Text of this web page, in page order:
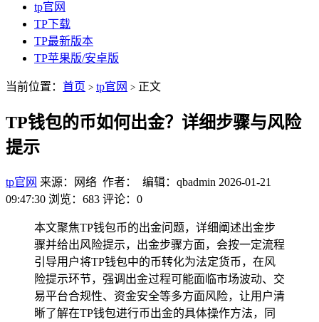
tp官网
TP下载
TP最新版本
TP苹果版/安卓版
当前位置： 首页 > tp官网 > 正文
TP钱包的币如何出金？详细步骤与风险
提示
tp官网 来源：网络 作者： 编辑：qbadmin 2026-01-21
09:47:30 浏览：683 评论：0
本文聚焦TP钱包币的出金问题，详细阐述出金步
骤并给出风险提示，出金步骤方面，会按一定流程
引导用户将TP钱包中的币转化为法定货币，在风
险提示环节，强调出金过程可能面临市场波动、交
易平台合规性、资金安全等多方面风险，让用户清
晰了解在TP钱包进行币出金的具体操作方法，同